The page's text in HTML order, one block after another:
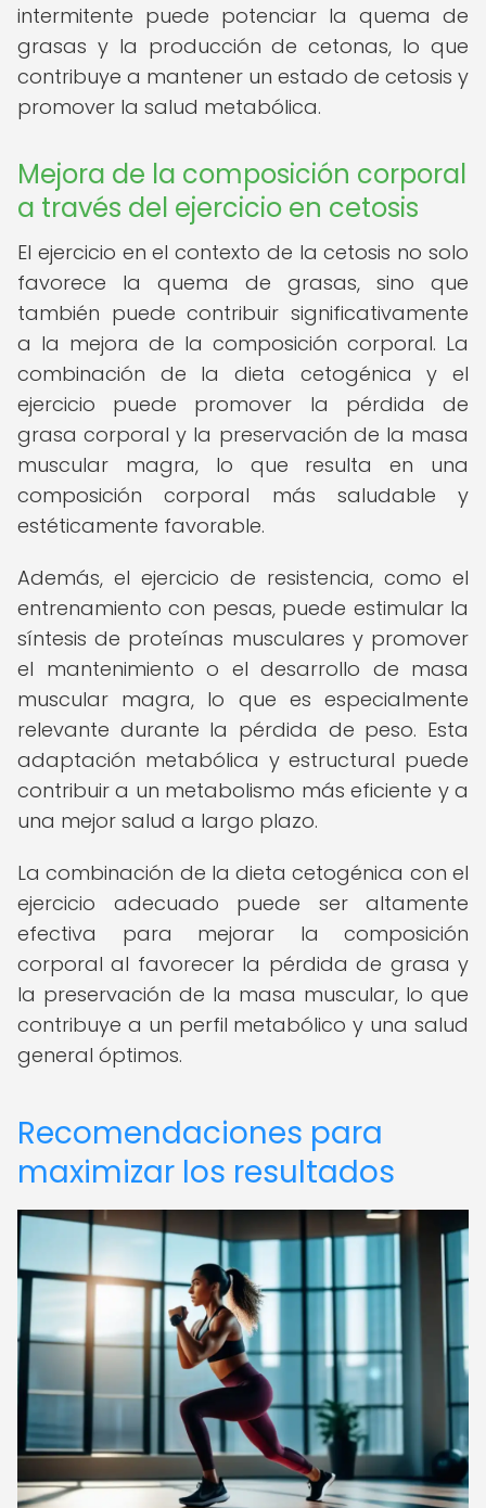
intermitente puede potenciar la quema de
grasas y la producción de cetonas, lo que
contribuye a mantener un estado de cetosis y
promover la salud metabólica.
Mejora de la composición corporal
a través del ejercicio en cetosis
El ejercicio en el contexto de la cetosis no solo
favorece la quema de grasas, sino que
también puede contribuir significativamente
a la mejora de la composición corporal. La
combinación de la dieta cetogénica y el
ejercicio puede promover la pérdida de
grasa corporal y la preservación de la masa
muscular magra, lo que resulta en una
composición corporal más saludable y
estéticamente favorable.
Además, el ejercicio de resistencia, como el
entrenamiento con pesas, puede estimular la
síntesis de proteínas musculares y promover
el mantenimiento o el desarrollo de masa
muscular magra, lo que es especialmente
relevante durante la pérdida de peso. Esta
adaptación metabólica y estructural puede
contribuir a un metabolismo más eficiente y a
una mejor salud a largo plazo.
La combinación de la dieta cetogénica con el
ejercicio adecuado puede ser altamente
efectiva para mejorar la composición
corporal al favorecer la pérdida de grasa y
la preservación de la masa muscular, lo que
contribuye a un perfil metabólico y una salud
general óptimos.
Recomendaciones para
maximizar los resultados